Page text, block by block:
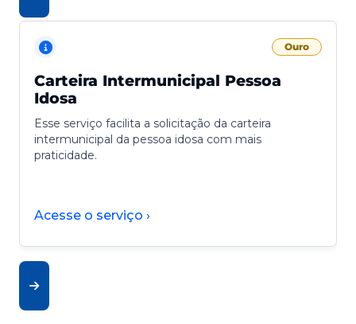
Ouro
Carteira Intermunicipal Pessoa
Idosa
Esse serviço facilita a solicitação da carteira
intermunicipal da pessoa idosa com mais
praticidade.
Acesse o serviço ›